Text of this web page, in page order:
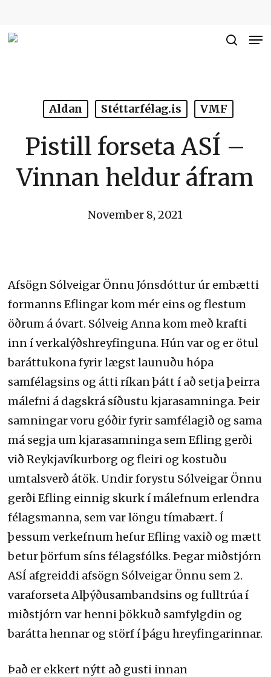
Aldan Stéttarfélag.is VMF
Pistill forseta ASÍ –
Vinnan heldur áfram
November 8, 2021
Afsögn Sólveigar Önnu Jónsdóttur úr embætti
formanns Eflingar kom mér eins og flestum
öðrum á óvart. Sólveig Anna kom með krafti
inn í verkalýðshreyfinguna. Hún var og er ötul
baráttukona fyrir lægst launuðu hópa
samfélagsins og átti ríkan þátt í að setja þeirra
málefni á dagskrá síðustu kjarasamninga. Þeir
samningar voru góðir fyrir samfélagið og sama
má segja um kjarasamninga sem Efling gerði
við Reykjavíkurborg og fleiri og kostuðu
umtalsverð átök. Undir forystu Sólveigar Önnu
gerði Efling einnig skurk í málefnum erlendra
félagsmanna, sem var löngu tímabært. Í
þessum verkefnum hefur Efling vaxið og mætt
betur þörfum síns félagsfólks. Þegar miðstjórn
ASÍ afgreiddi afsögn Sólveigar Önnu sem 2.
varaforseta Alþýðusambandsins og fulltrúa í
miðstjórn var henni þökkuð samfylgdin og
barátta hennar og störf í þágu hreyfingarinnar.
Það er ekkert nýtt að gusti innan
Close